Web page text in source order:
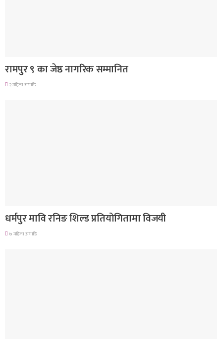
रामपुर ९ का जेष्ठ नागरिक सम्मानित
२ महिना अगाडि
धर्मपुर मावि रनिङ शिल्ड प्रतियोगितामा विजयी
७ महिना अगाडि